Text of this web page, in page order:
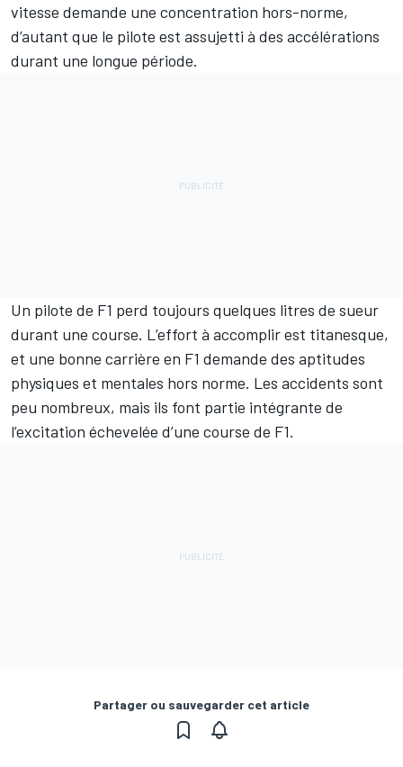
vitesse demande une concentration hors-norme,
d’autant que le pilote est assujetti à des accélérations
durant une longue période.
Un pilote de F1 perd toujours quelques litres de sueur
durant une course. L’effort à accomplir est titanesque,
et une bonne carrière en F1 demande des aptitudes
physiques et mentales hors norme. Les accidents sont
peu nombreux, mais ils font partie intégrante de
l’excitation échevelée d’une course de F1.
Partager ou sauvegarder cet article